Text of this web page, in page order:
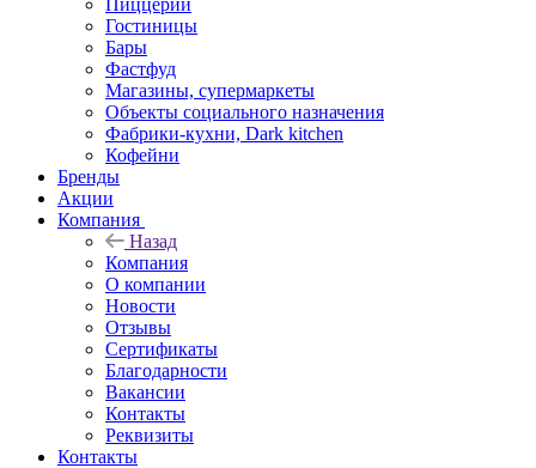
Пиццерии
Гостиницы
Бары
Фастфуд
Магазины, супермаркеты
Объекты социального назначения
Фабрики-кухни, Dark kitchen
Кофейни
Бренды
Акции
Компания
Назад
Компания
О компании
Новости
Отзывы
Сертификаты
Благодарности
Вакансии
Контакты
Реквизиты
Контакты